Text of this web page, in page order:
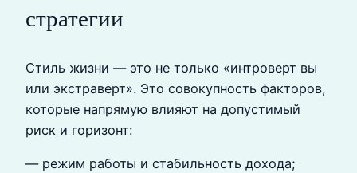
стратегии
Стиль жизни — это не только «интроверт вы
или экстраверт». Это совокупность факторов,
которые напрямую влияют на допустимый
риск и горизонт:
— режим работы и стабильность дохода;